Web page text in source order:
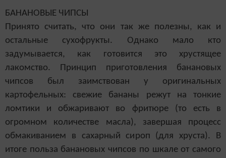
БАНАНОВЫЕ ЧИПСЫ
Принято считать, что они так же полезны, как и
остальные сухофрукты. Однако мало кто
задумывается, как готовится это хрустящее
лакомство. Принцип приготовления банановых
чипсов был заимствован у оригинальных
картофельных: свежие бананы режут на тонкие
ломтики и обжаривают во фритюре (то есть в
огромном количестве масла), завершая процесс
обмакиванием в сахарный сироп (для хруста). В
итоге польза банановых чипсов по шкале от самого